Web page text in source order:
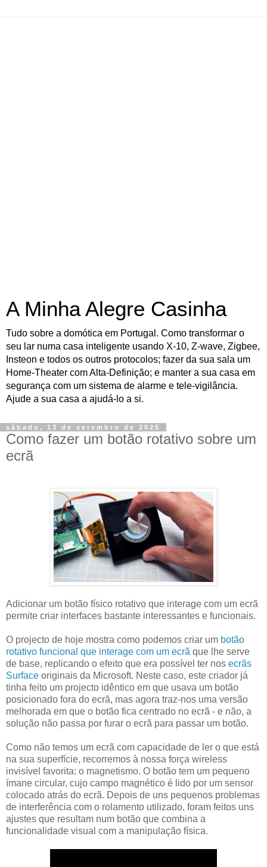
A Minha Alegre Casinha
Tudo sobre a domótica em Portugal. Como transformar o
seu lar numa casa inteligente usando X-10, Z-wave, Zigbee,
Insteon e todos os outros protocolos; fazer da sua sala um
Home-Theater com Alta-Definição; e manter a sua casa em
segurança com um sistema de alarme e tele-vigilância.
Ajude a sua casa a ajudá-lo a si.
sábado, 13 de setembro de 2025
Como fazer um botão rotativo sobre um
ecrã
Adicionar um botão físico rotativo que interage com um ecrã
permite criar interfaces bastante interessantes e funcionais.
O projecto de hoje mostra como podemos criar um botão
rotativo funcional que interage com um ecrã que lhe serve
de base, replicando o efeito que era possível ter nos ecrãs
Surface originais da Microsoft. Neste caso, este criador já
tinha feito um projecto idêntico em que usava um botão
posicionado fora do ecrã, mas agora traz-nos uma versão
melhorada em que o botão fica centrado no ecrã - e não, a
solução não passa por furar o ecrã para passar um botão.
Como não temos um ecrã com capacidade de ler o que está
na sua superfície, recorremos à nossa força wireless
invisível favorita: o magnetismo. O botão tem um pequeno
ímane circular, cujo campo magnético é lido por um sensor
colocado atrás do ecrã. Depois de uns pequenos problemas
de interferência com o rolamento utilizado, foram feitos uns
ajustes que resultam num botão que combina a
funcionalidade visual com a manipulação física.